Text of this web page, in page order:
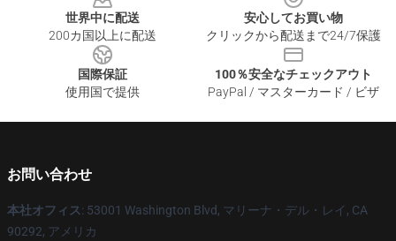
世界中に配送
200カ国以上に配送
安心してお買い物
クリックから配送まで24/7保護
国際保証
使用国で提供
100％安全なチェックアウト
PayPal / マスターカード / ビザ
お問い合わせ
本社オフィス: 53001 Washington Blvd, マリーナ・デル・レイ, CA
90292, アメリカ